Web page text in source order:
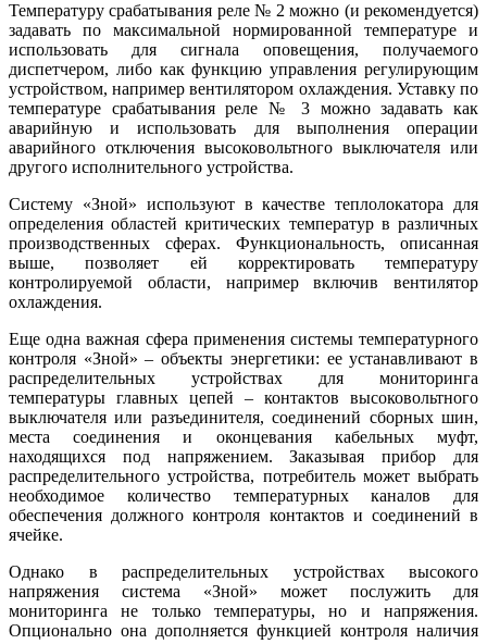
Температуру срабатывания реле № 2 можно (и рекомендуется)
задавать по максимальной нормированной температуре и
использовать для сигнала оповещения, получаемого
диспетчером, либо как функцию управления регулирующим
устройством, например вентилятором охлаждения. Уставку по
температуре срабатывания реле № 3 можно задавать как
аварийную и использовать для выполнения операции
аварийного отключения высоковольтного выключателя или
другого исполнительного устройства.
Систему «Зной» используют в качестве теплолокатора для
определения областей критических температур в различных
производственных сферах. Функциональность, описанная
выше, позволяет ей корректировать температуру
контролируемой области, например включив вентилятор
охлаждения.
Еще одна важная сфера применения системы температурного
контроля «Зной» – объекты энергетики: ее устанавливают в
распределительных устройствах для мониторинга
температуры главных цепей – контактов высоковольтного
выключателя или разъединителя, соединений сборных шин,
места соединения и оконцевания кабельных муфт,
находящихся под напряжением. Заказывая прибор для
распределительного устройства, потребитель может выбрать
необходимое количество температурных каналов для
обеспечения должного контроля контактов и соединений в
ячейке.
Однако в распределительных устройствах высокого
напряжения система «Зной» может послужить для
мониторинга не только температуры, но и напряжения.
Опционально она дополняется функцией контроля наличия